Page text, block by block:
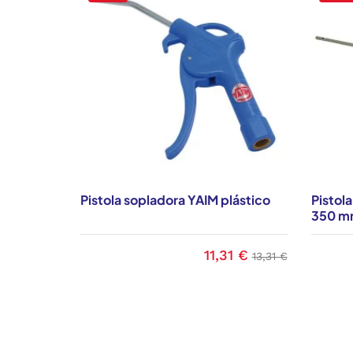
Pistola sopladora YAIM plástico
Precio
11,31 € Precio base
13,31 €
350